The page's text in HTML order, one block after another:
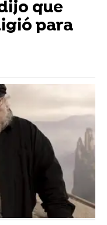
que
para